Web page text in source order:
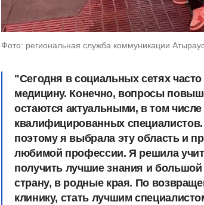
Фото: региональная служба коммуникации
"Сегодня в социальных сетях
медицину. Конечно, вопросы
остаются актуальными, в том
квалифицированных
поэтому я выбрала эту область и
любимой профессии. Я решила
получить лучшие знания и
страну, в родные края. По
клинику, стать лучшим